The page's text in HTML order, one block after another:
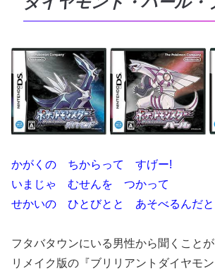
かがくの ちからって すげー!
いまじゃ むせんを つかって
せかいの ひとびとと あそべるんだと
フタバタウンにいる男性から聞くことが
リメイク版の『ブリリアントダイヤモ